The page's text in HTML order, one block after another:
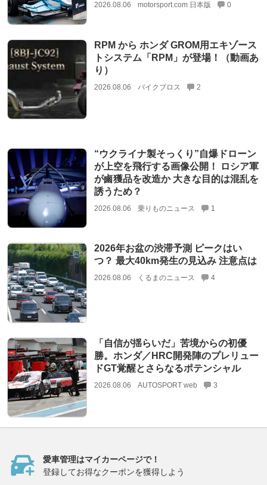
2026.08.06 motorsport.com 日本版 0
RPM から ホンダ GROM用エキゾース
トシステム「RPM」が登場！（動画あ
り）
2026.08.06 バイクブロス 2
“ウクライナ製そっくり”自爆ドローン
が上空を飛行する画像公開！ ロシア軍
が鹵獲品を改造か 大きな目的は混乱を
誘うため？
2026.08.06 乗りものニュース 1
2026年お盆の渋滞予測 ピークはい
つ？ 最大40km発生の見込み 注意点は
2026.08.06 くるまのニュース 4
「自信が揺らいだ」苦境からの初優
勝。ホンダ／HRC開発陣のプレリュー
ドGT覚醒とさらなるポテンシャル
2026.08.06 AUTOSPORT web 3
愛車管理はマイカーページで！
登録してお得なクーポンを獲得しよう